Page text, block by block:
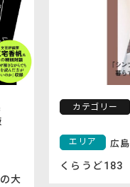
大
カテゴリー
エリア 広島
くらうど183